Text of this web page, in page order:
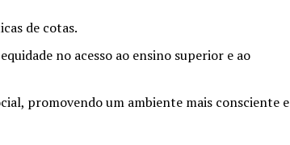
de cotas.
no acesso ao ensino superior e ao
promovendo um ambiente mais consciente e